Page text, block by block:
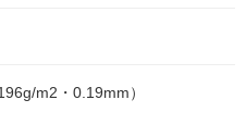
m2・0.19mm）